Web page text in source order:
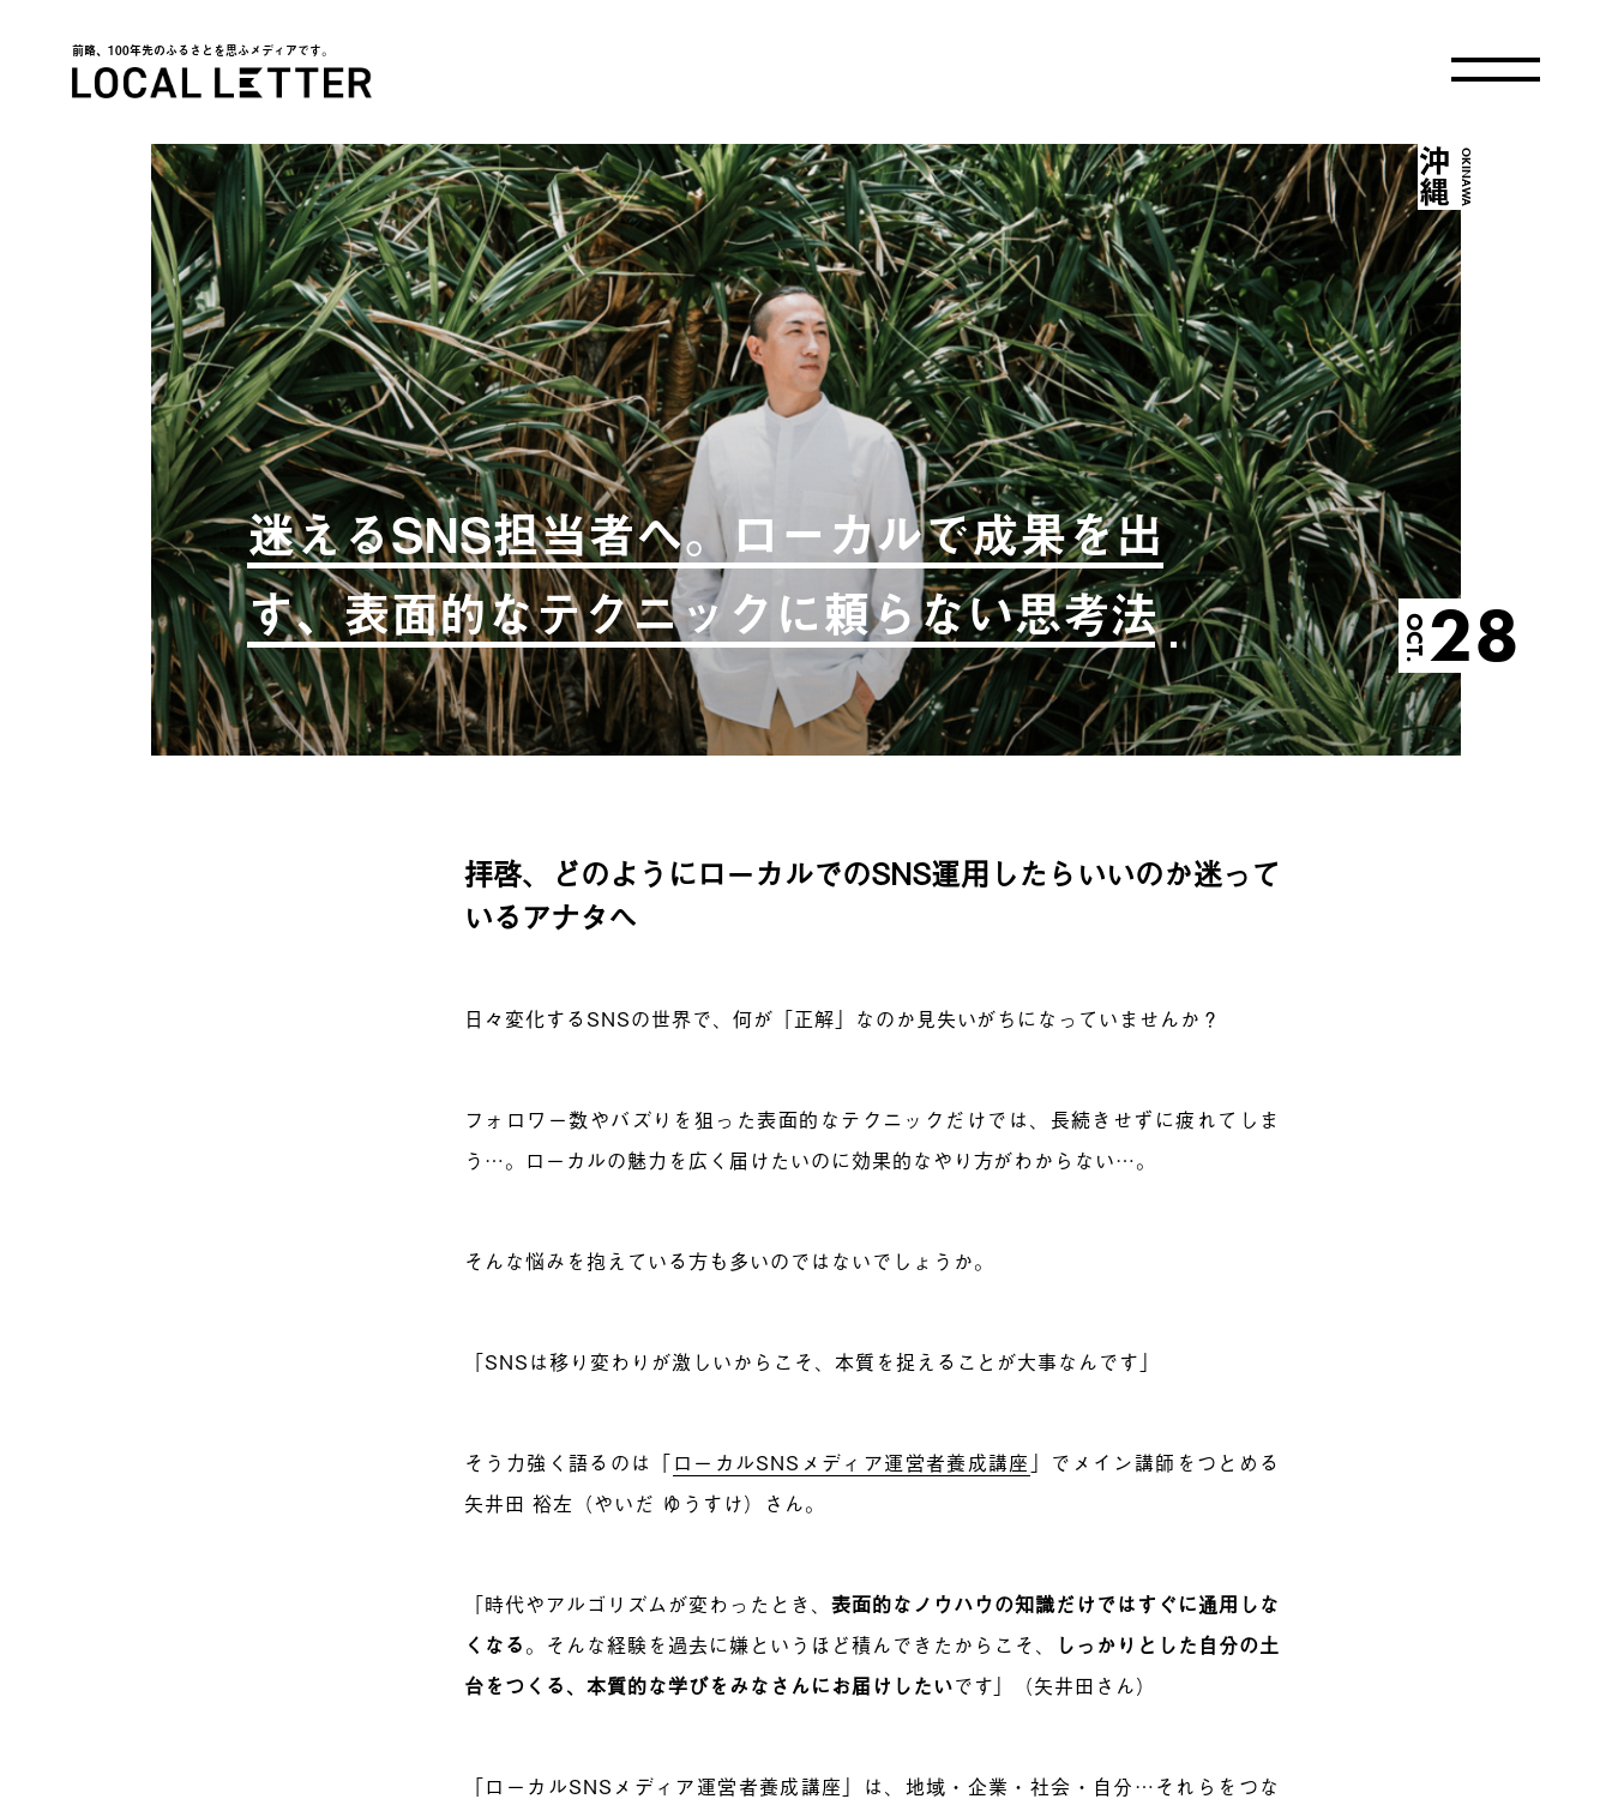
前略、100年先のふるさとを思ふメディアです。
迷えるSNS担当者へ。ローカルで成果を出
す、表面的なテクニックに頼らない思考法
OCT.28
OKINAWA
沖縄
拝啓、どのようにローカルでのSNS運用したらいいのか迷って
いるアナタへ
日々変化するSNSの世界で、何が「正解」なのか見失いがちになっていませんか？
フォロワー数やバズりを狙った表面的なテクニックだけでは、長続きせずに疲れてしま
う…。ローカルの魅力を広く届けたいのに効果的なやり方がわからない…。
そんな悩みを抱えている方も多いのではないでしょうか。
「SNSは移り変わりが激しいからこそ、本質を捉えることが大事なんです」
そう力強く語るのは「ローカルSNSメディア運営者養成講座 」でメイン講師をつとめる
矢井田 裕左（やいだ ゆうすけ）さん。
「時代やアルゴリズムが変わったとき、表面的なノウハウの知識だけではすぐに通用しな
くなる。そんな経験を過去に嫌というほど積んできたからこそ、
しっかりとした自分の土
台をつくる、本質的な学びをみなさんにお届けしたいです」（矢井田さん）
「ローカルSNSメディア運営者養成講座」は、地域・企業・社会・自分…それらをつな